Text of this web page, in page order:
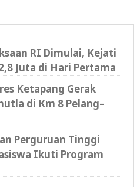
RI Dimulai, Kejati
Juta di Hari Pertama
Ketapang Gerak
di Km 8 Pelang–
Perguruan Tinggi
Ikuti Program